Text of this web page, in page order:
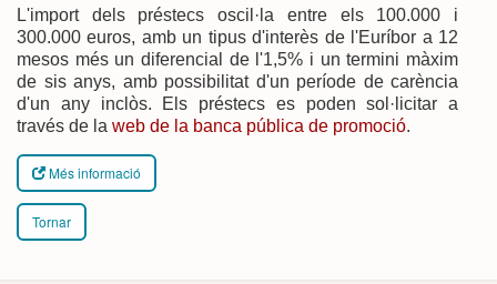
L'import dels préstecs oscil·la entre els 100.000 i
300.000 euros, amb un tipus d'interès de l'Euríbor a 12
mesos més un diferencial de l'1,5% i un termini màxim
de sis anys, amb possibilitat d'un període de carència
d'un any inclòs. Els préstecs es poden sol·licitar a
través de la web de la banca pública de promoció.
Més informació
Tornar